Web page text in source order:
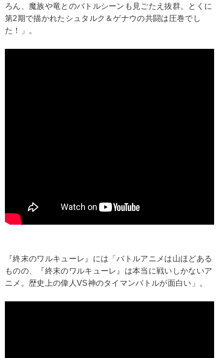
ろん、魔族や竜とのバトルシーンも見ごたえ抜群。とくに
第2期で描かれたシュタルク＆ゲナウの共闘は圧巻でし
た！」。
『終末のワルキューレ』には「バトルアニメは山ほどある
ものの、『終末のワルキューレ』は本当に戦いしかないア
ニメ。歴史上の偉人VS神のタイマンバトルが面白い」。